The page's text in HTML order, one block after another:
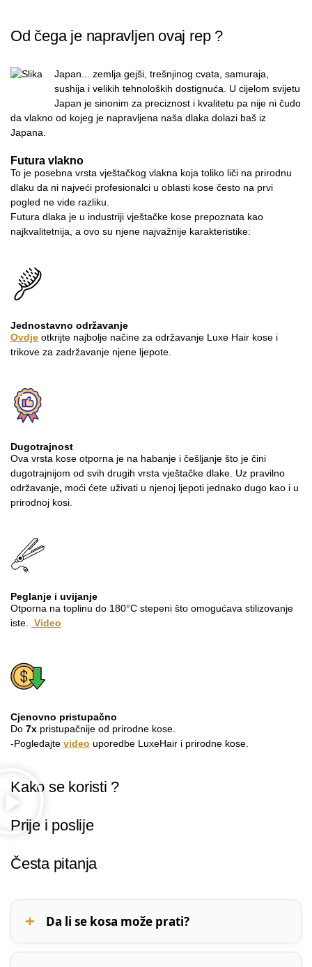
Od čega je napravljen ovaj rep ?
Japan... zemlja gejši, trešnjinog cvata, samuraja,
sushija i velikih tehnoloških dostignuća. U cijelom svijetu
Japan je sinonim za preciznost i kvalitetu pa nije ni čudo
da vlakno od kojeg je napravljena naša dlaka dolazi baš iz
Japana.
Futura vlakno
To je posebna vrsta vještačkog vlakna koja toliko liči na prirodnu
dlaku da ni najveći profesionalci u oblasti kose često na prvi
pogled ne vide razliku.
Futura dlaka je u industriji vještačke kose prepoznata kao
najkvalitetnija, a ovo su njene najvažnije karakteristike:
Jednostavno održavanje
Ovdje otkrijte najbolje načine za održavanje Luxe Hair kose i
trikove za zadržavanje njene ljepote.
Dugotrajnost
Ova vrsta kose otporna je na habanje i češljanje što je čini
dugotrajnijom od svih drugih vrsta vještačke dlake. Uz pravilno
održavanje, moći ćete uživati u njenoj ljepoti jednako dugo kao i u
prirodnoj kosi.
Peglanje i uvijanje
Otporna na toplinu do 180°C stepeni što omogućava stilizovanje
iste.
Video
Cjenovno pristupačno
Do 7x pristupačnije od prirodne kose.
-Pogledajte video uporedbe LuxeHair i prirodne kose.
Kako se koristi ?
Prije i poslije
Česta pitanja
Da li se kosa može prati?
LuxeHair kosa se može prati. Više o pranju i